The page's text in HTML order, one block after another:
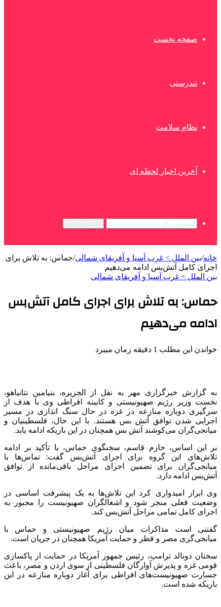
صفحه نخست
تندرستی
نظام سلامت
آخرین اخبار لحظه ای
خانه/بین الملل > غرب آسیا و آفریقای شمالی/حماس: به تلاش برای
اجرای کامل آتش‌بس ادامه می‌دهیم
بین الملل > غرب آسیا و آفریقای شمالی
حماس: به تلاش برای اجرای کامل آتش‌بس
ادامه می‌دهیم
خواندن این مطلب 1 دقیقه زمان میبرد
به گزارش خبرگزاری مهر به نقل از الجزیره، بنیامین نتانیاهو،
نخست وزیر رژیم صهیونیستی و کابینه افراطی وی با هدف از
سرگیری دوباره منازعه در غزه در حال سنگ اندازی در مسیر
اجرایی شدن توافق آتش بس هستند. با این حال، فلسطینیان و
میانجی‌گران می‌کوشند آتش بس همچنان در این باریکه ادامه یابد.
بر این اساس، حازم قاسم، سخنگوی حماس، با تأکید بر ادامه
تلاش‌های این گروه برای اجرای آتش‌بس گفت: تماس‌ها با
میانجی‌گران برای تضمین اجرای مراحل باقی‌مانده از توافق
آتش‌بس ادامه دارد.
وی ابراز امیدواری کرد این تلاش‌ها به یک پیشرفت اساسی در
وضعیت فعلی منجر شود و اشغالگران صهیونیست را مجبور به
اجرای کامل تمامی مراحل آتش‌بس کند.
گفتنی است مذاکرات میان رژیم صهیونیستی و حماس با
میانجی‌گری مصر و قطر و حمایت آمریکا همچنان در جریان است.
سخنان دونالد ترامپ، رئیس جمهور آمریکا در حمایت از پاکسازی
قومی غزه و پذیرش آوارگان فلسطینی از سوی اردن و مصر، باعث
جسارت صهیونیست‌های افراطی برای آغاز دوباره منازعه در این
باریکه شده است.